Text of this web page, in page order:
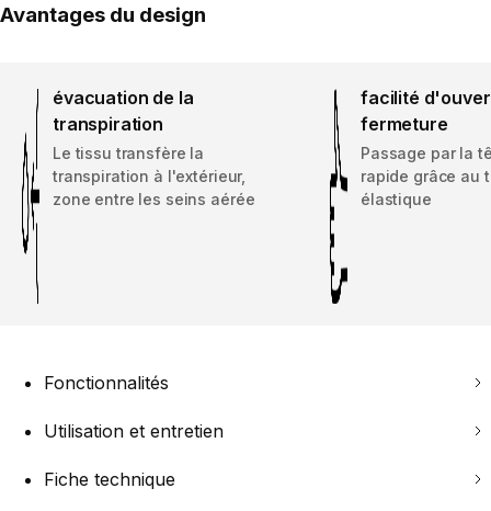
Avantages du design
évacuation de la
transpiration
Le tissu transfère la
transpiration à l'extérieur,
zone entre les seins aérée
facilité
fermeture
Passage par la
rapide grâce au
élastique
Fonctionnalités
Utilisation et entretien
Fiche technique